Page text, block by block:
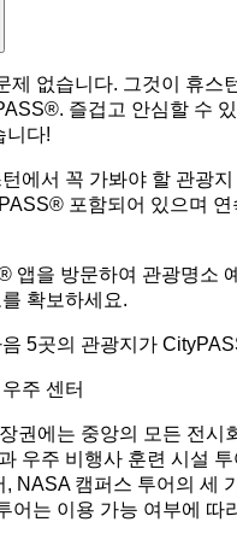
제 없습니다. 그것이 휴스
즐겁고 안심할 수
니다!
에서 꼭 가봐야 할 관광
포함되어 있으며
앱을 방문하여 관광명소
확보하세요.
5곳의 관광지가
주 센터
권에는 중앙의 모든 전시
우주 비행사 훈련 시설 투
, NASA 캠퍼스 투어의 세
어는 이용 가능 여부에 따